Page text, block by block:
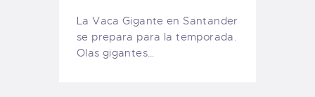
La Vaca Gigante en Santander
se prepara para la temporada.
Olas gigantes…